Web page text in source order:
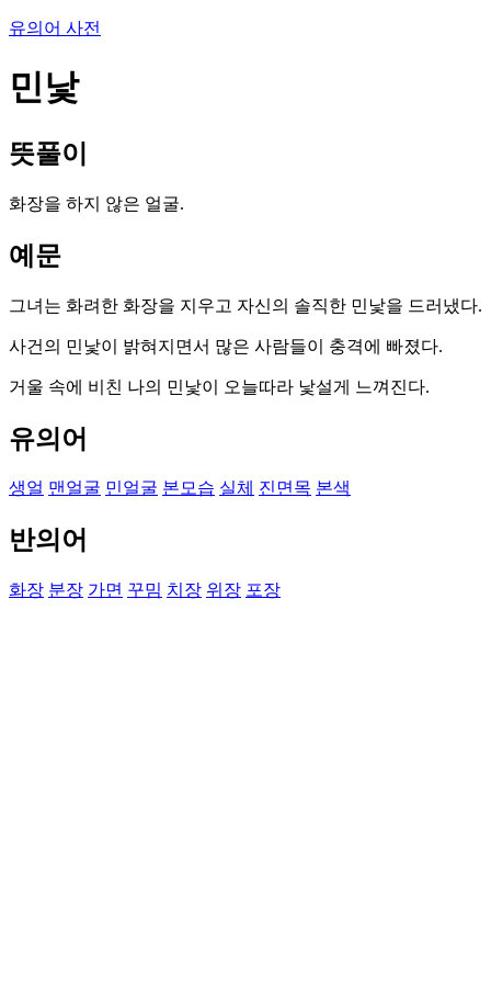
유의어 사전
민낯
뜻풀이
화장을 하지 않은 얼굴.
예문
그녀는 화려한 화장을 지우고 자신의 솔직한 민낯을 드러냈다.
사건의 민낯이 밝혀지면서 많은 사람들이 충격에 빠졌다.
거울 속에 비친 나의 민낯이 오늘따라 낯설게 느껴진다.
유의어
생얼 맨얼굴 민얼굴 본모습 실체 진면목 본색
반의어
화장 분장 가면 꾸밈 치장 위장 포장